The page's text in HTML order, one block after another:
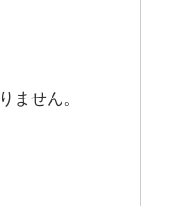
ません。